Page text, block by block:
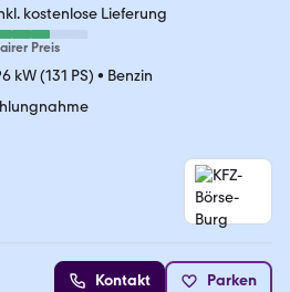
kostenlose Lieferung
Preis
kW (131 PS) • Benzin
Kontakt Parken